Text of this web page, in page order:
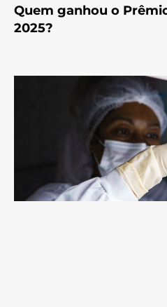
Quem ganhou o
2025?